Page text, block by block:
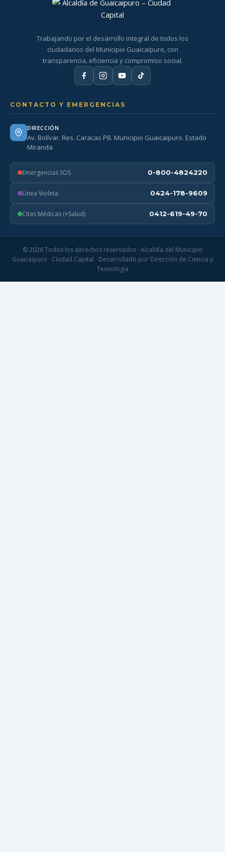
Trabajando por el desarrollo integral de todos los
ciudadanos del Municipio Guaicaipuro, con
transparencia, eficiencia y compromiso social.
CONTACTO Y EMERGENCIAS
DIRECCIÓN
Av. Bolívar. Res. Caracas PB. Municipio Guaicaipuro. Estado
Miranda
Emergencias SOS 0-800-4824220
Línea Violeta 0424-178-9609
Citas Médicas (+Salud) 0412-619-49-70
© 2026 Todos los derechos reservados · Alcaldía del Municipio
Guaicaipuro · Ciudad Capital · Desarrollado por Dirección de Ciencia y
Tecnología